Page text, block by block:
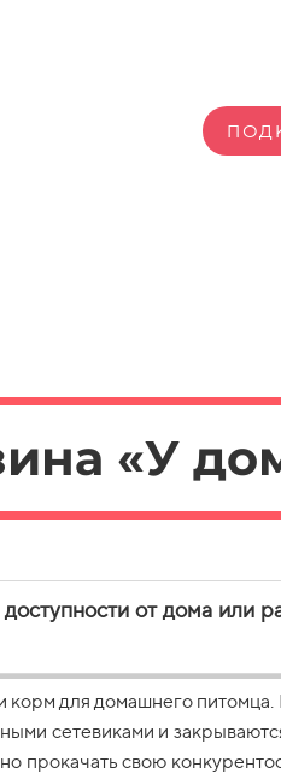
«У
от дома или
корм для домашнего
сетевиками и
прокачать свою